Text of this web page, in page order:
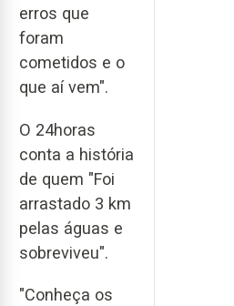
erros que
foram
cometidos e o
que aí vem".
O 24horas
conta a história
de quem "Foi
arrastado 3 km
pelas águas e
sobreviveu".
"Conheça os